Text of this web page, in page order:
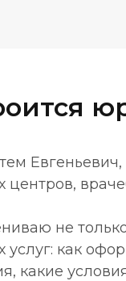
центров,
не
услуг: как
какие